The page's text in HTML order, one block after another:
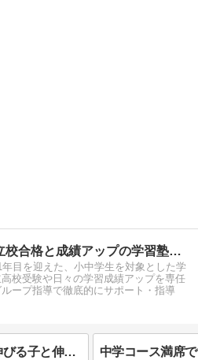
多賀城で公立校合格と成績アップの学習塾 進学教室スタディ
目を迎えた、小中学生を対象とした学
校受験や日々の学習成績アップを専任
ープ指導で徹底的にサポート・指導
夏期講習で見えてきた、伸びる子と伸びない子の決定的な違い」